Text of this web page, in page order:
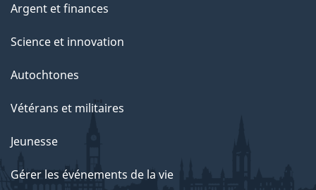
Argent et finances
Science et innovation
Autochtones
Vétérans et militaires
Jeunesse
Gérer les événements de la vie